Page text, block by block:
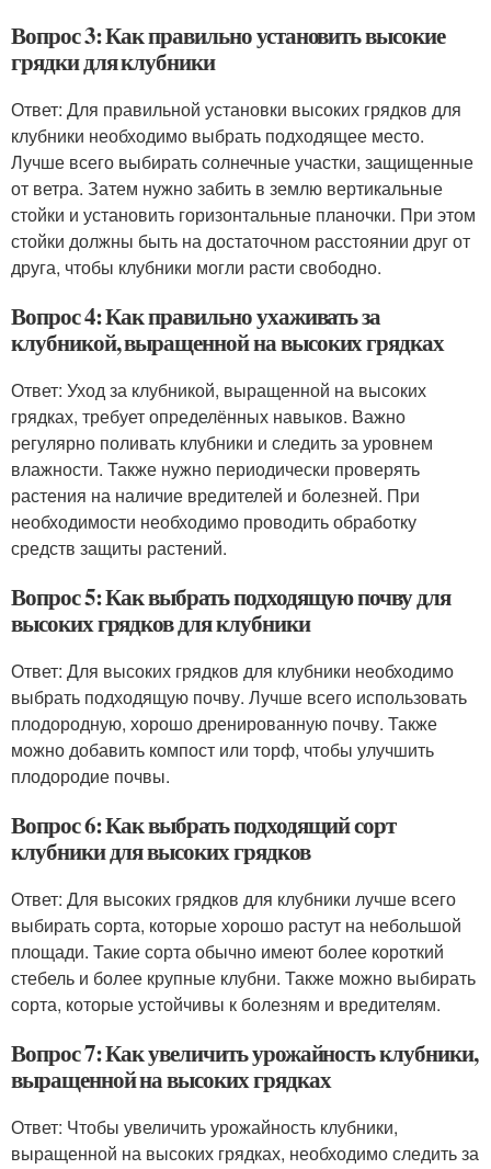
Вопрос 3: Как правильно установить высокие
грядки для клубники
Ответ: Для правильной установки высоких грядков для
клубники необходимо выбрать подходящее место.
Лучше всего выбирать солнечные участки, защищенные
от ветра. Затем нужно забить в землю вертикальные
стойки и установить горизонтальные планочки. При этом
стойки должны быть на достаточном расстоянии друг от
друга, чтобы клубники могли расти свободно.
Вопрос 4: Как правильно ухаживать за
клубникой, выращенной на высоких грядках
Ответ: Уход за клубникой, выращенной на высоких
грядках, требует определённых навыков. Важно
регулярно поливать клубники и следить за уровнем
влажности. Также нужно периодически проверять
растения на наличие вредителей и болезней. При
необходимости необходимо проводить обработку
средств защиты растений.
Вопрос 5: Как выбрать подходящую почву для
высоких грядков для клубники
Ответ: Для высоких грядков для клубники необходимо
выбрать подходящую почву. Лучше всего использовать
плодородную, хорошо дренированную почву. Также
можно добавить компост или торф, чтобы улучшить
плодородие почвы.
Вопрос 6: Как выбрать подходящий сорт
клубники для высоких грядков
Ответ: Для высоких грядков для клубники лучше всего
выбирать сорта, которые хорошо растут на небольшой
площади. Такие сорта обычно имеют более короткий
стебель и более крупные клубни. Также можно выбирать
сорта, которые устойчивы к болезням и вредителям.
Вопрос 7: Как увеличить урожайность клубники,
выращенной на высоких грядках
Ответ: Чтобы увеличить урожайность клубники,
выращенной на высоких грядках, необходимо следить за